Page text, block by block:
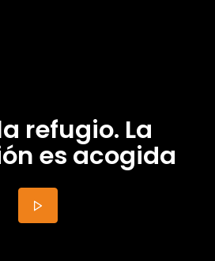
refugio. La
es acogida